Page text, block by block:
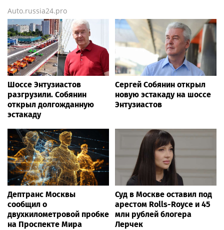
Auto.russia24.pro
Шоссе Энтузиастов
разгрузили. Собянин
открыл долгожданную
эстакаду
Сергей Собянин открыл
новую эстакаду на шоссе
Энтузиастов
Дептранс Москвы
сообщил о
двухкилометровой пробке
на Проспекте Мира
Суд в Москве оставил под
арестом Rolls-Royce и 45
млн рублей блогера
Лерчек